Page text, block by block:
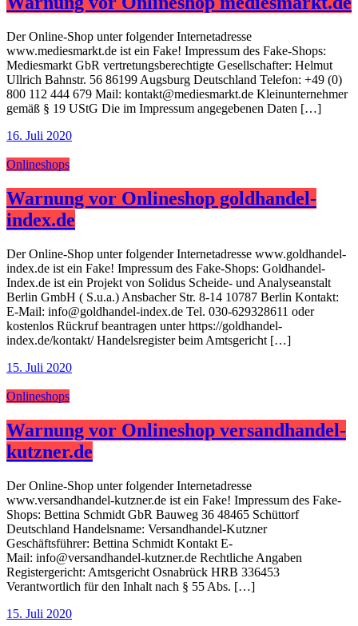
Der Online-Shop unter folgender Internetadresse
www.mediesmarkt.de ist ein Fake! Impressum des Fake-Shops:
Mediesmarkt GbR vertretungsberechtigte Gesellschafter: Helmut
Ullrich Bahnstr. 56 86199 Augsburg Deutschland Telefon: +49 (0)
800 112 444 679 Mail: kontakt@mediesmarkt.de Kleinunternehmer
gemäß § 19 UStG Die im Impressum angegebenen Daten […]
16. Juli 2020
Onlineshops
Warnung vor Onlineshop goldhandel-
index.de
Der Online-Shop unter folgender Internetadresse www.goldhandel-
index.de ist ein Fake! Impressum des Fake-Shops: Goldhandel-
Index.de ist ein Projekt von Solidus Scheide- und Analyseanstalt
Berlin GmbH ( S.u.a.) Ansbacher Str. 8-14 10787 Berlin Kontakt:
E-Mail: info@goldhandel-index.de Tel. 030-629328611 oder
kostenlos Rückruf beantragen unter https://goldhandel-
index.de/kontakt/ Handelsregister beim Amtsgericht […]
15. Juli 2020
Onlineshops
Warnung vor Onlineshop versandhandel-
kutzner.de
Der Online-Shop unter folgender Internetadresse
www.versandhandel-kutzner.de ist ein Fake! Impressum des Fake-
Shops: Bettina Schmidt GbR Bauweg 36 48465 Schüttorf
Deutschland Handelsname: Versandhandel-Kutzner
Geschäftsführer: Bettina Schmidt Kontakt E-
Mail: info@versandhandel-kutzner.de Rechtliche Angaben
Registergericht: Amtsgericht Osnabrück HRB 336453
Verantwortlich für den Inhalt nach § 55 Abs. […]
15. Juli 2020